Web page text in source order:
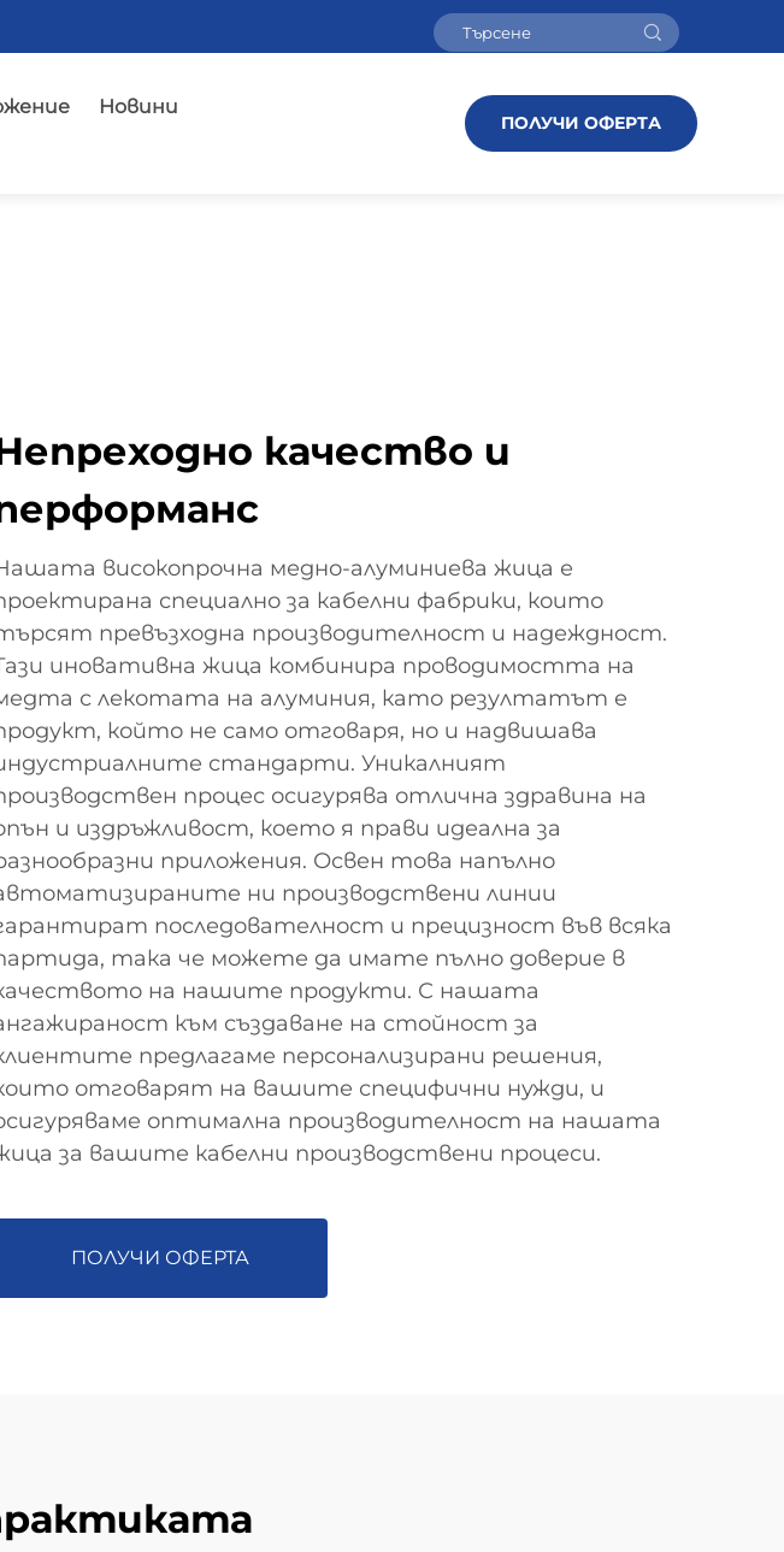
Новини
ПОЛУЧИ ОФЕРТА
качество и
високопрочна медно-алуминиева жица е
специално за кабелни фабрики, които
превъзходна производителност и надеждност.
иновативна жица комбинира проводимостта на
с лекотата на алуминия, като резултатът е
който не само отговаря, но и надвишава
стандарти. Уникалният
процес осигурява отлична здравина на
и издръжливост, което я прави идеална за
приложения. Освен това напълно
ни производствени линии
последователност и прецизност във всяка
така че можете да имате пълно доверие в
на нашите продукти. С нашата
към създаване на стойност за
предлагаме персонализирани решения,
отговарят на вашите специфични нужди, и
оптимална производителност на нашата
за вашите кабелни производствени процеси.
ПОЛУЧИ ОФЕРТА